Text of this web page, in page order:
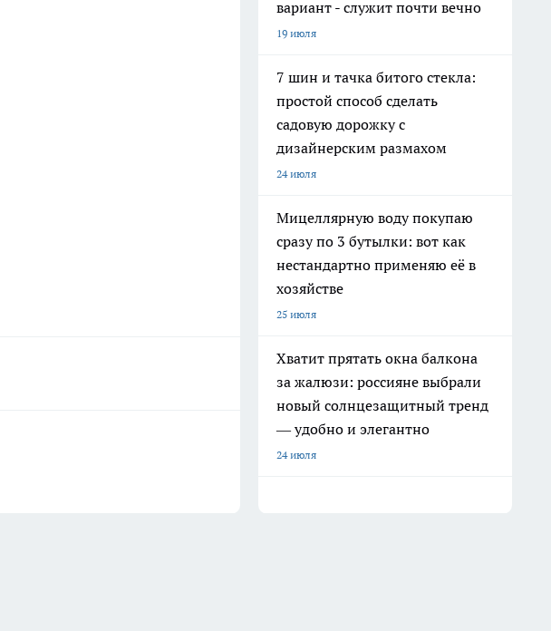
вариант - служит почти вечно
19 июля
7 шин и тачка битого стекла:
простой способ сделать
садовую дорожку с
дизайнерским размахом
24 июля
Мицеллярную воду покупаю
сразу по 3 бутылки: вот как
нестандартно применяю её в
хозяйстве
25 июля
Хватит прятать окна балкона
за жалюзи: россияне выбрали
новый солнцезащитный тренд
— удобно и элегантно
24 июля